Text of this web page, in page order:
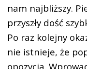
nam najbliższy.
przyszły dość
Po raz kolejny
nie istnieje, że
opozycja.